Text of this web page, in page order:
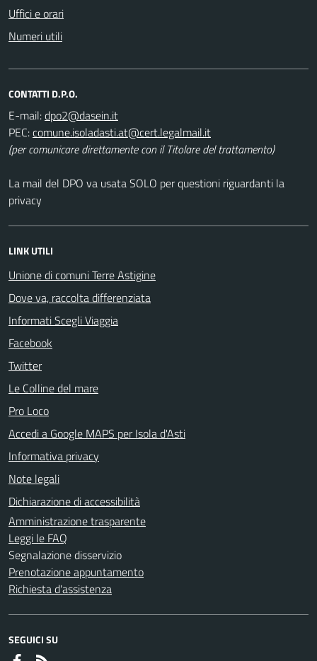
Uffici e orari
Numeri utili
CONTATTI D.P.O.
E-mail:
PEC:
(per comunicare direttamente con il Titolare del trattamento)
La mail del DPO va usata SOLO per questioni riguardanti la
privacy
LINK UTILI
Unione di comuni Terre Astigine
Dove va, raccolta differenziata
Informati Scegli Viaggia
Facebook
Twitter
Le Colline del mare
Pro Loco
Accedi a Google MAPS per Isola d'Asti
Informativa privacy
Note legali
Dichiarazione di accessibilità
Amministrazione trasparente
Leggi le FAQ
Segnalazione disservizio
Prenotazione appuntamento
Richiesta d'assistenza
SEGUICI SU